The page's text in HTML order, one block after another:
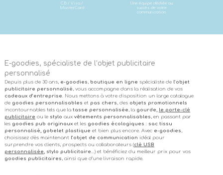
CB / Visa /
MasterCard
Une équipe dédiée au
succès de votre
communication
E-goodies, spécialiste de l’objet publicitaire
personnalisé
Depuis plus de 30 ans, e-goodies boutique en ligne spécialiste de l’objet
publicitaire personnalisé , vous accompagne dans la réalisation de vos
cadeaux d’entreprise . Nous mettons à votre disposition un large catalogue
de goodies personnalisables et pas chers , des objets promotionnels
incontournables tels que la tasse personnalisée , la gourde,
le porte-clé
publicitaire ou le stylo aux vêtements personnalisables , en passant par
les goodies pub originauxet les goodies écologiques : sac tissu
personnalisé, gobelet plastique et bien plus encore. Avec e-goodies
choisissez dès maintenant
l’objet de communication idéal pour
surprendre vos clients, prospects ou collaborateurs (clé USB
personnalisée , stylo publicitaire …) et bénéficiez du meilleur prix pour vos
goodies publicitaires , ainsi que d’une livraison rapide.